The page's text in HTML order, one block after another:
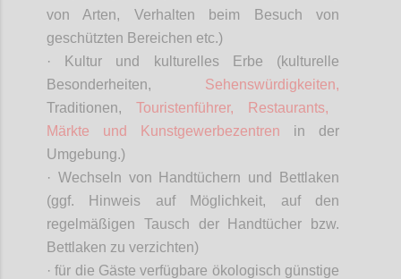
von Arten, Verhalten beim Besuch von
geschützten Bereichen etc.)
· Kultur und kulturelles Erbe (kulturelle
Besonderheiten, Sehenswürdigkeiten,
Traditionen, Touristenführer, Restaurants,
Märkte und Kunstgewerbezentren in der
Umgebung.)
· Wechseln von Handtüchern und Bettlaken
(ggf. Hinweis auf Möglichkeit, auf den
regelmäßigen Tausch der Handtücher bzw.
Bettlaken zu verzichten)
· für die Gäste verfügbare ökologisch günstige